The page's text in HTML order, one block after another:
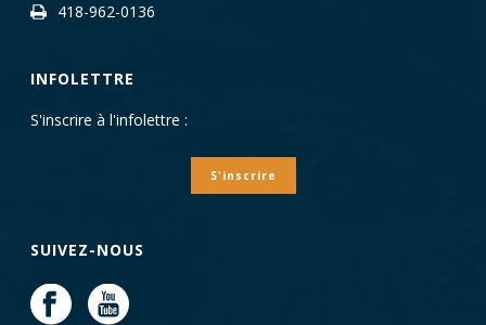
418-962-0136
INFOLETTRE
S'inscrire à l'infolettre :
S'inscrire
SUIVEZ-NOUS